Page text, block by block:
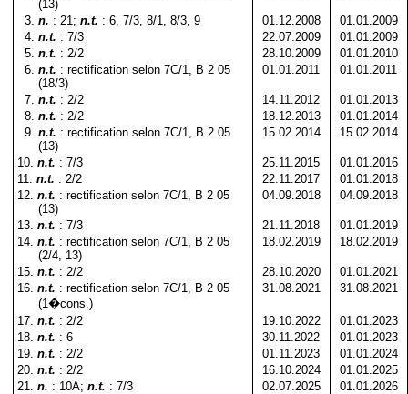
(13)
3.n. : 21;n.t. : 6, 7/3, 8/1, 8/3, 9 01.12.2008
01.01.2009
4.n.t. : 7/3 22.07.2009
01.01.2009
5.n.t. : 2/2 28.10.2009
01.01.2010
6.n.t. : rectification selon 7C/1, B 2 05
(18/3)
01.01.2011 01.01.2011
7.n.t. : 2/2 14.11.2012
01.01.2013
8.n.t. : 2/2 18.12.2013
01.01.2014
9.n.t. : rectification selon 7C/1, B 2 05
(13)
15.02.2014 15.02.2014
10.n.t. : 7/3 25.11.2015
01.01.2016
11.n.t. : 2/2 22.11.2017
01.01.2018
12.n.t. : rectification selon 7C/1, B 2 05
(13)
04.09.2018 04.09.2018
13.n.t. : 7/3 21.11.2018
01.01.2019
14.n.t. : rectification selon 7C/1, B 2 05
(2/4, 13)
18.02.2019 18.02.2019
15.n.t. : 2/2 28.10.2020
01.01.2021
16.n.t. : rectification selon 7C/1, B 2 05
(1�cons.)
31.08.2021 31.08.2021
17.n.t. : 2/2 19.10.2022
01.01.2023
18.n.t. : 6 30.11.2022
01.01.2023
19.n.t. : 2/2 01.11.2023
01.01.2024
20.n.t. : 2/2 16.10.2024
01.01.2025
21.n. : 10A;n.t. : 7/3 02.07.2025 01.01.2026